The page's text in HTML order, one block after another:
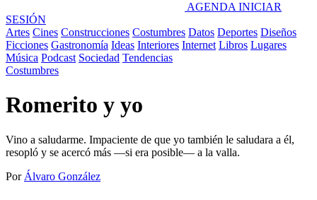
AGENDA INICIAR
SESIÓN
Artes Cines Construcciones Costumbres Datos Deportes Diseños
Ficciones Gastronomía Ideas Interiores Internet Libros Lugares
Música Podcast Sociedad Tendencias
Costumbres
Romerito y yo
Vino a saludarme. Impaciente de que yo también le saludara a él,
resopló y se acercó más —si era posible— a la valla.
Por Álvaro González